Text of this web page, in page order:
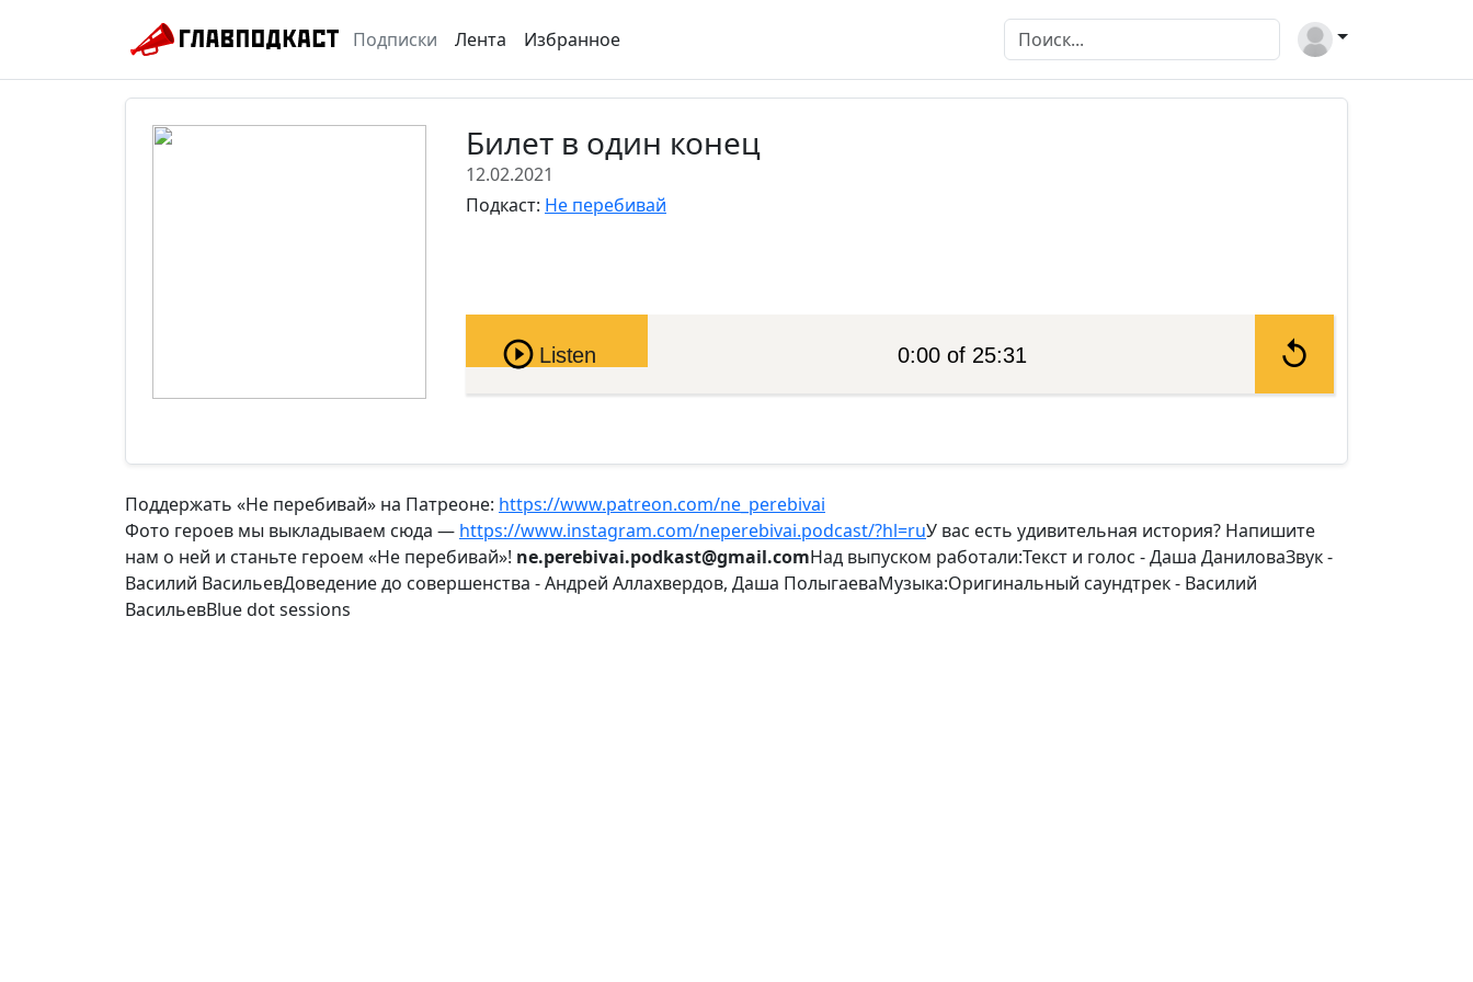
Подписки Лента Избранное
Билет в один конец
12.02.2021
Подкаст: Не перебивай
Pause
Listen 0:00 of 25:31
Поддержать «Не перебивай» на Патреоне: https://www.patreon.com/ne_perebivai
Фото героев мы выкладываем сюда — https://www.instagram.com/neperebivai.podcast/?hl=ruУ вас есть удивительная история? Напишите
нам о ней и станьте героем «Не перебивай»! ne.perebivai.podkast@gmail.comНад выпуском работали:Текст и голос - Даша ДаниловаЗвук -
Василий ВасильевДоведение до совершенства - Андрей Аллахвердов, Даша ПолыгаеваМузыка:Оригинальный саундтрек - Василий
ВасильевBlue dot sessions